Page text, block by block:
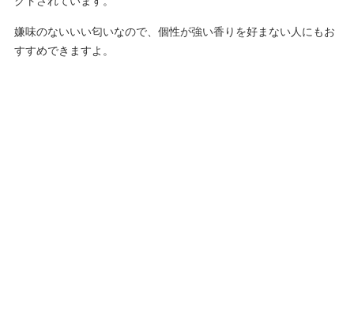
嫌味のないいい匂いなので、個性が強い香りを好まない人にもお
すすめできますよ。